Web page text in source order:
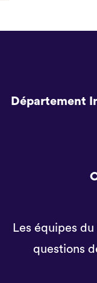
Département
Les équipes
questions